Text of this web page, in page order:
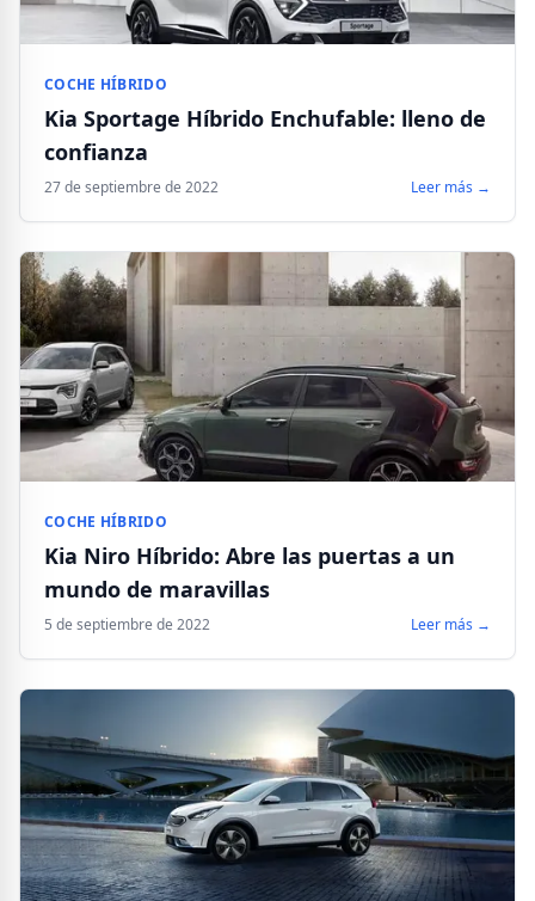
COCHE HÍBRIDO
Kia Sportage Híbrido Enchufable: lleno de
confianza
27 de septiembre de 2022 Leer más →
COCHE HÍBRIDO
Kia Niro Híbrido: Abre las puertas a un
mundo de maravillas
5 de septiembre de 2022 Leer más →